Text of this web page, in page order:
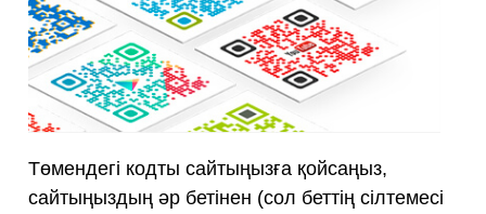
Төмендегі кодты сайтыңызға қойсаңыз,
сайтыңыздың әр бетінен (сол беттің сілтемесі